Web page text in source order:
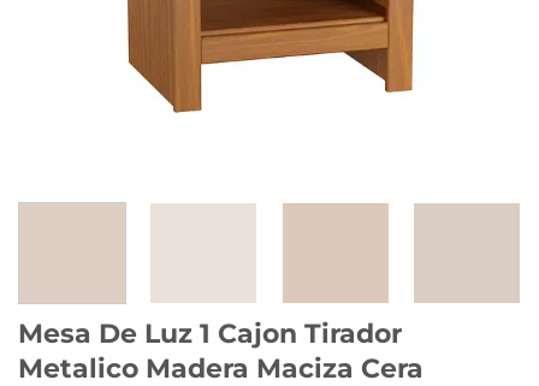
Mesa De Luz 1 Cajon Tirador
Metalico Madera Maciza Cera